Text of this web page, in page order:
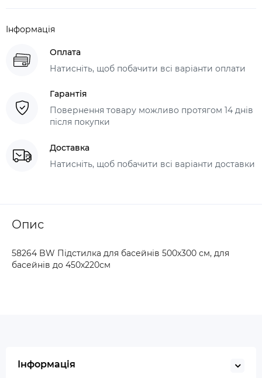
Інформація
Оплата
Натисніть, щоб побачити всі варіанти оплати
Гарантія
Повернення товару можливо протягом 14 днів
після покупки
Доставка
Натисніть, щоб побачити всі варіанти доставки
Опис
58264 BW Підстилка для басейнів 500х300 см, для
басейнів до 450х220см
Інформація